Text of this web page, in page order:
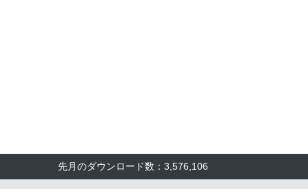
先月のダウンロード数：3,576,106